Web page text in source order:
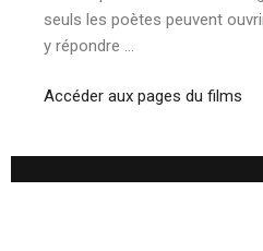
seuls les poètes peuvent
y répondre …
Accéder aux pages du films